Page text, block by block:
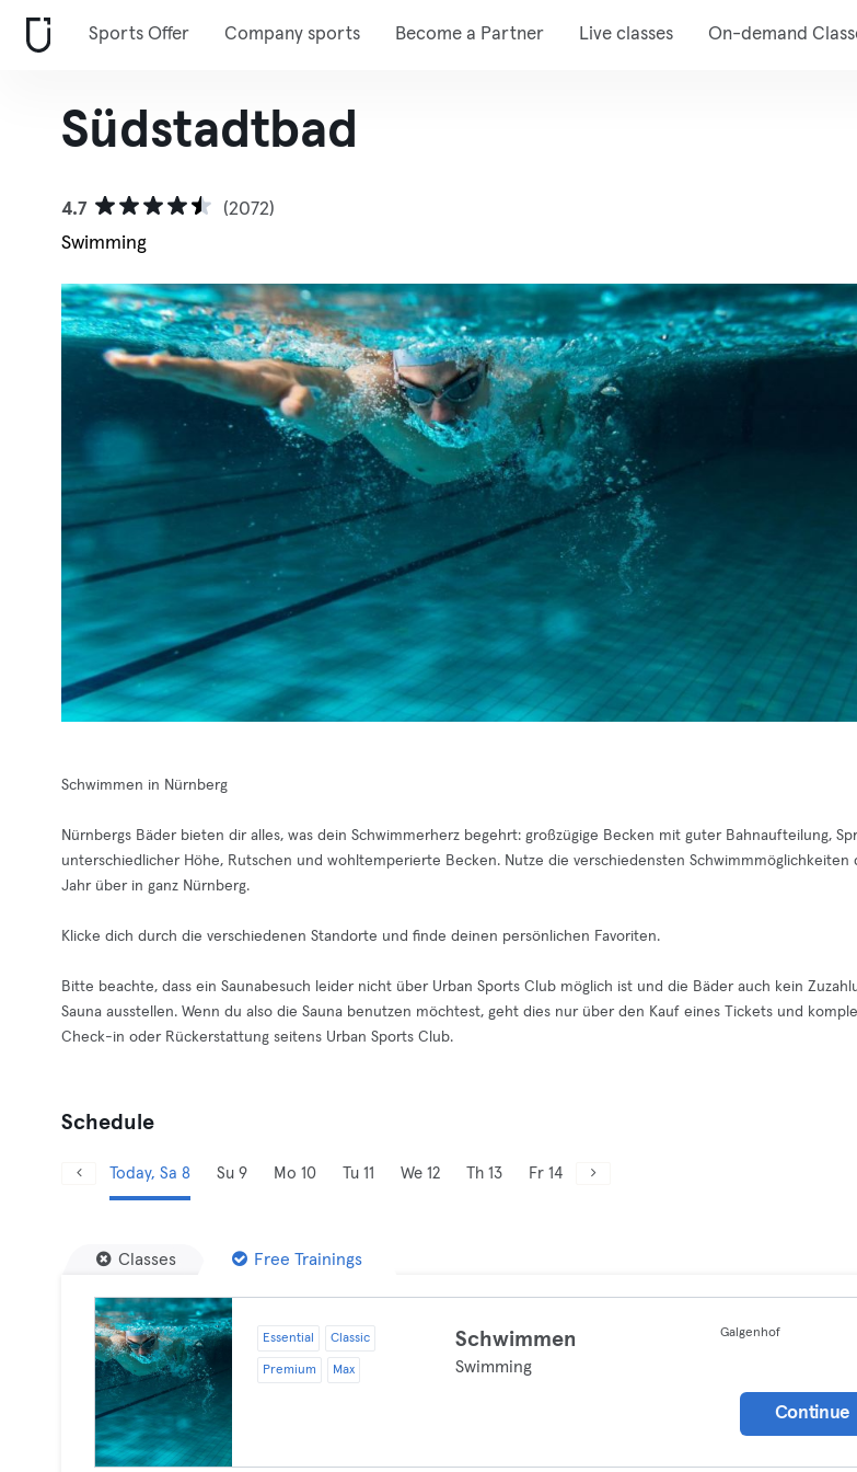
Sports Offer Company sports Become a Partner Live classes On-demand
Südstadtbad
4.7
(2072)
Swimming
Schwimmen in Nürnberg
Nürnbergs Bäder bieten dir alles, was dein Schwimmerherz begehrt: großzügige Becken mit guter Bahnaufteilung,
unterschiedlicher Höhe, Rutschen und wohltemperierte Becken. Nutze die verschiedensten Schwimmmöglichkeiten
Jahr über in ganz Nürnberg.
Klicke dich durch die verschiedenen Standorte und finde deinen persönlichen Favoriten.
Bitte beachte, dass ein Saunabesuch leider nicht über Urban Sports Club möglich ist und die Bäder auch kein
Sauna ausstellen. Wenn du also die Sauna benutzen möchtest, geht dies nur über den Kauf eines Tickets und
Check-in oder Rückerstattung seitens Urban Sports Club.
Schedule
Today, Sa 8 Su 9 Mo 10 Tu 11 We 12 Th 13 Fr 14
Classes Free Trainings
Essential Classic
Premium Max
Schwimmen
Swimming
Galgenhof
Continue